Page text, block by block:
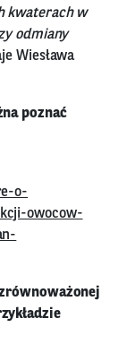
kwaterach w
odmiany
Wiesława
poznać
o-
owocow-